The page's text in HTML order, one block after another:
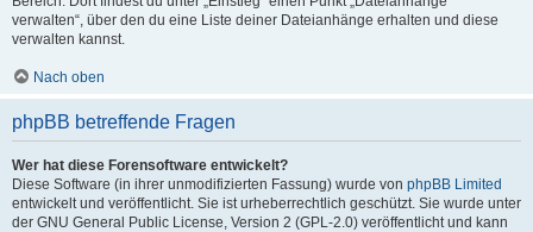
verwalten“, über den du eine Liste deiner Dateianhänge erhalten und diese
verwalten kannst.
Nach oben
phpBB betreffende Fragen
Wer hat diese Forensoftware entwickelt?
Diese Software (in ihrer unmodifizierten Fassung) wurde von phpBB Limited
entwickelt und veröffentlicht. Sie ist urheberrechtlich geschützt. Sie wurde unter
der GNU General Public License, Version 2 (GPL-2.0) veröffentlicht und kann